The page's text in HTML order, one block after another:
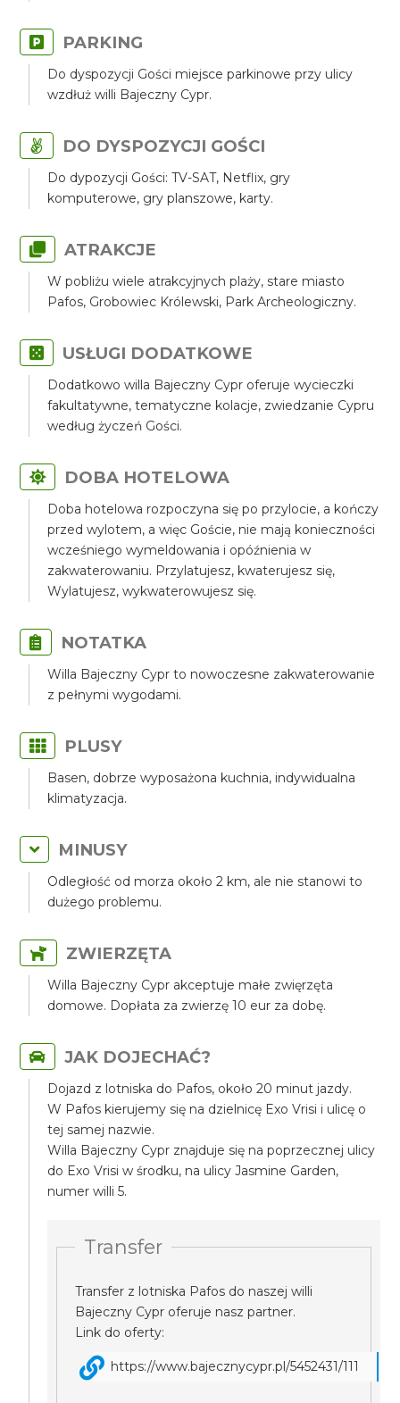
PARKING
Do dyspozycji Gości miejsce parkinowe przy ulicy
wzdłuż willi Bajeczny Cypr.
DO DYSPOZYCJI GOŚCI
Do dypozycji Gości: TV-SAT, Netflix, gry
komputerowe, gry planszowe, karty.
ATRAKCJE
W pobliżu wiele atrakcyjnych plaży, stare miasto
Pafos, Grobowiec Królewski, Park Archeologiczny.
USŁUGI DODATKOWE
Dodatkowo willa Bajeczny Cypr oferuje wycieczki
fakultatywne, tematyczne kolacje, zwiedzanie Cypru
według życzeń Gości.
DOBA HOTELOWA
Doba hotelowa rozpoczyna się po przylocie, a kończy
przed wylotem, a więc Goście, nie mają konieczności
wcześniego wymeldowania i opóźnienia w
zakwaterowaniu. Przylatujesz, kwaterujesz się,
Wylatujesz, wykwaterowujesz się.
NOTATKA
Willa Bajeczny Cypr to nowoczesne zakwaterowanie
z pełnymi wygodami.
PLUSY
Basen, dobrze wyposażona kuchnia, indywidualna
klimatyzacja.
MINUSY
Odległość od morza około 2 km, ale nie stanowi to
dużego problemu.
ZWIERZĘTA
Willa Bajeczny Cypr akceptuje małe zwięrzęta
domowe. Dopłata za zwierzę 10 eur za dobę.
JAK DOJECHAĆ?
Dojazd z lotniska do Pafos, około 20 minut jazdy.
W Pafos kierujemy się na dzielnicę Exo Vrisi i ulicę o
tej samej nazwie.
Willa Bajeczny Cypr znajduje się na poprzecznej ulicy
do Exo Vrisi w środku, na ulicy Jasmine Garden,
numer willi 5.
Transfer
Transfer z lotniska Pafos do naszej willi
Bajeczny Cypr oferuje nasz partner.
Link do oferty:
https://www.bajecznycypr.pl/5452431/111